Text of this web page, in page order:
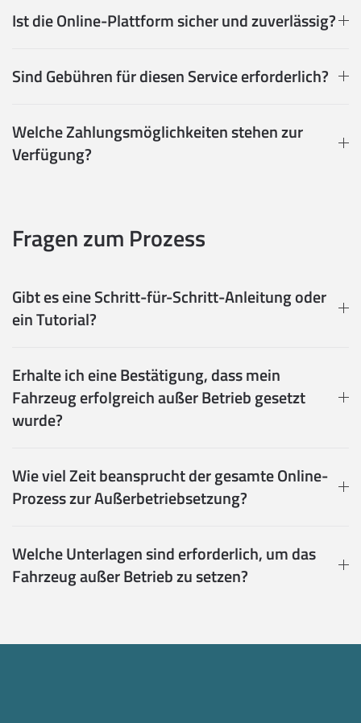
Ist die Online-Plattform sicher und zuverlässig?
Sind Gebühren für diesen Service erforderlich?
Welche Zahlungsmöglichkeiten stehen zur
Verfügung?
Fragen zum Prozess
Gibt es eine Schritt-für-Schritt-Anleitung oder
ein Tutorial?
Erhalte ich eine Bestätigung, dass mein
Fahrzeug erfolgreich außer Betrieb gesetzt
wurde?
Wie viel Zeit beansprucht der gesamte Online-
Prozess zur Außerbetriebsetzung?
Welche Unterlagen sind erforderlich, um das
Fahrzeug außer Betrieb zu setzen?